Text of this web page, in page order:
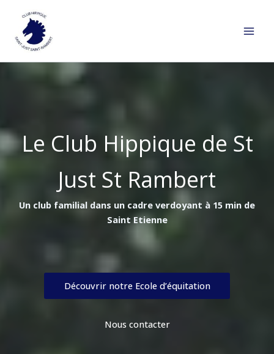
contenu
Le Club Hippique de St
Just St Rambert
Un club familial dans un cadre verdoyant à 15 min de
Saint Etienne
Découvrir notre Ecole d’équitation
Nous contacter